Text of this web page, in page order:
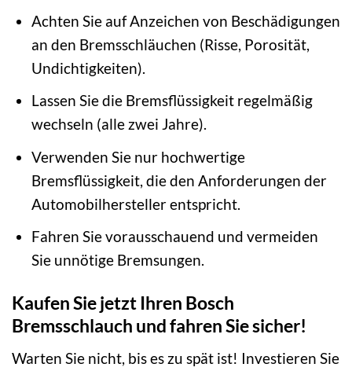
Achten Sie auf Anzeichen von Beschädigungen
an den Bremsschläuchen (Risse, Porosität,
Undichtigkeiten).
Lassen Sie die Bremsflüssigkeit regelmäßig
wechseln (alle zwei Jahre).
Verwenden Sie nur hochwertige
Bremsflüssigkeit, die den Anforderungen der
Automobilhersteller entspricht.
Fahren Sie vorausschauend und vermeiden
Sie unnötige Bremsungen.
Kaufen Sie jetzt Ihren Bosch
Bremsschlauch und fahren Sie sicher!
Warten Sie nicht, bis es zu spät ist! Investieren Sie